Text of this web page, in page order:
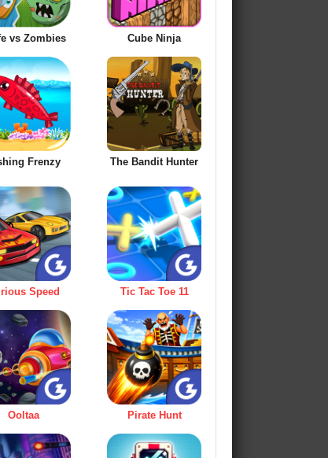
vs Zombies Cube Ninja
Frenzy The Bandit Hunter
Speed Tic Tac Toe 11
Ooltaa Pirate Hunt